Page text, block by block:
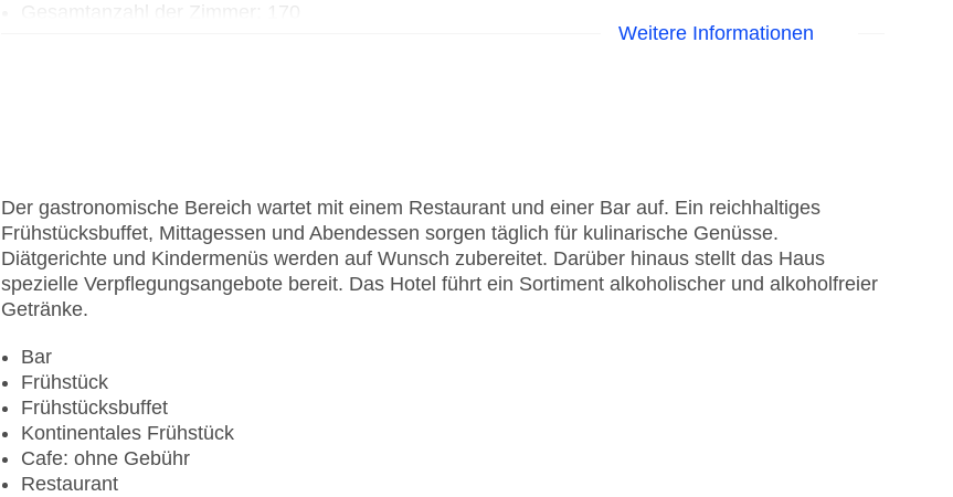
Zahlungsarten: American Express, Diners Club, EC Maestro, Mastercard, VisaWeitere Informationen
Der gastronomische Bereich wartet mit einem Restaurant und einer Bar auf. Ein reichhaltiges
Frühstücksbuffet, Mittagessen und Abendessen sorgen täglich für kulinarische Genüsse.
Diätgerichte und Kindermenüs werden auf Wunsch zubereitet. Darüber hinaus stellt das Haus
spezielle Verpflegungsangebote bereit. Das Hotel führt ein Sortiment alkoholischer und alkoholfreier
Getränke.
Bar
Frühstück
Frühstücksbuffet
Kontinentales Frühstück
Cafe: ohne Gebühr
Restaurant